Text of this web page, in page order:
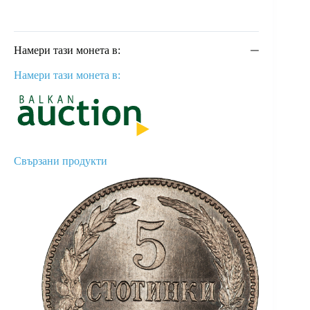
Намери тази монета в:
Намери тази монета в:
Свързани продукти